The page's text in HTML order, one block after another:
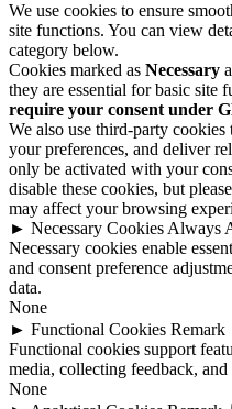
We use cookies to ensure
site functions. You can view
category below.
Cookies marked as Necessary
they are essential for basic site
require your consent under
We also use third-party cookies
your preferences, and deliver
only be activated with your
disable these cookies, but
may affect your browsing
► Necessary Cookies Always
Necessary cookies enable
and consent preference
data.
None
► Functional Cookies Remark
Functional cookies support
media, collecting feedback,
None